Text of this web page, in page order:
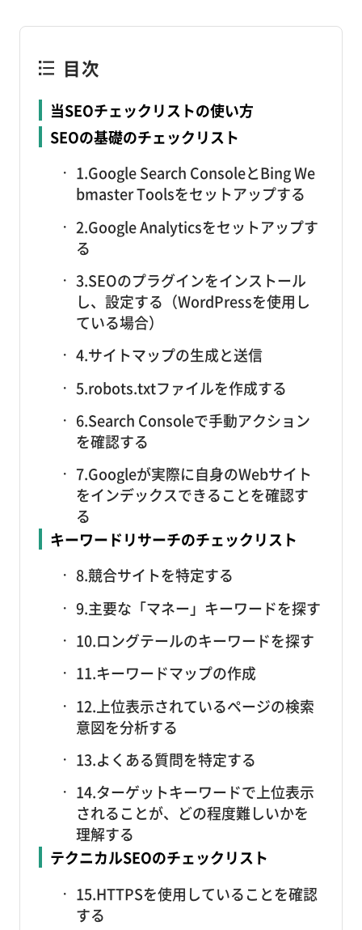
目次
当SEOチェックリストの使い方
SEOの基礎のチェックリスト
1.Google Search ConsoleとBing We
bmaster Toolsをセットアップする
2.Google Analyticsをセットアップす
る
3.SEOのプラグインをインストール
し、設定する（WordPressを使用し
ている場合）
4.サイトマップの生成と送信
5.robots.txtファイルを作成する
6.Search Consoleで手動アクション
を確認する
7.Googleが実際に自身のWebサイト
をインデックスできることを確認す
る
キーワードリサーチのチェックリスト
8.競合サイトを特定する
9.主要な「マネー」キーワードを探す
10.ロングテールのキーワードを探す
11.キーワードマップの作成
12.上位表示されているページの検索
意図を分析する
13.よくある質問を特定する
14.ターゲットキーワードで上位表示
されることが、どの程度難しいかを
理解する
テクニカルSEOのチェックリスト
15.HTTPSを使用していることを確認
する